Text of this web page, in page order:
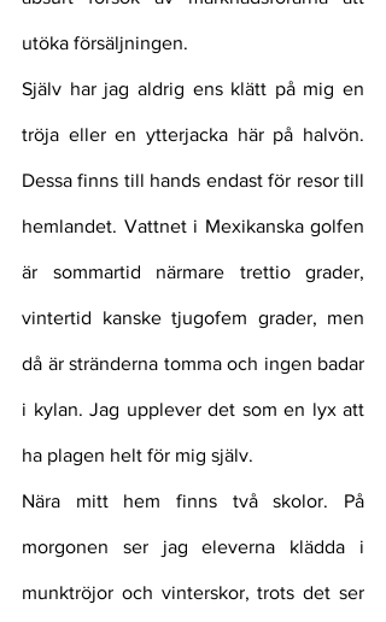
utöka försäljningen.
Själv har jag aldrig ens klätt på mig en
tröja eller en ytterjacka här på halvön.
Dessa finns till hands endast för resor till
hemlandet. Vattnet i Mexikanska golfen
är sommartid närmare trettio grader,
vintertid kanske tjugofem grader, men
då är stränderna tomma och ingen badar
i kylan. Jag upplever det som en lyx att
ha plagen helt för mig själv.
Nära mitt hem finns två skolor. På
morgonen ser jag eleverna klädda i
munktröjor och vinterskor, trots det ser